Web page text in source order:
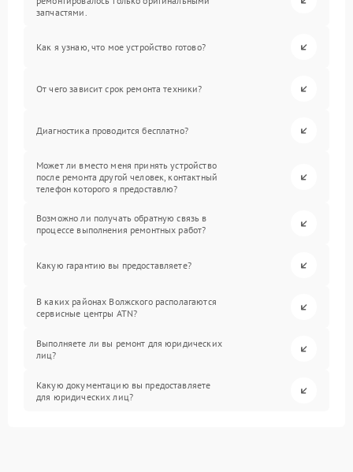
запчастями.
Как я узнаю, что мое устройство готово?
От чего зависит срок ремонта техники?
Диагностика проводится бесплатно?
Может ли вместо меня принять устройство
после ремонта другой человек, контактный
телефон которого я предоставлю?
Возможно ли получать обратную связь в
процессе выполнения ремонтных работ?
Какую гарантию вы предоставляете?
В каких районах Волжского располагаются
сервисные центры ATN?
Выполняете ли вы ремонт для юридических
лиц?
Какую документацию вы предоставляете
для юридических лиц?